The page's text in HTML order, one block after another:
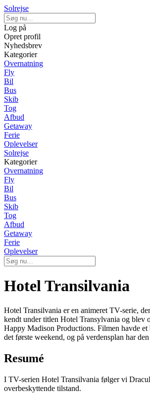
Solrejse
Log på
Opret profil
Nyhedsbrev
Kategorier
Overnatning
Fly
Bil
Bus
Skib
Tog
Afbud
Getaway
Ferie
Oplevelser
Solrejse
Kategorier
Overnatning
Fly
Bil
Bus
Skib
Tog
Afbud
Getaway
Ferie
Oplevelser
Hotel Transilvania
Hotel Transilvania er en animeret TV-serie,
kendt under titlen Hotel Transylvania og blev
Happy Madison Productions. Filmen havde
det første weekend, og på verdensplan har
Resumé
I TV-serien Hotel Transilvania følger vi
overbeskyttende tilstand.